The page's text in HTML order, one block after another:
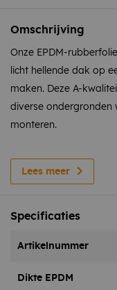
Omschrijving
Onze EPDM-
licht hellende dak op
maken. Deze A-
diverse ondergronden
monteren.
duurzame
toepassingen in te
Lees meer
Specificaties
Artikelnummer
Dikte EPDM